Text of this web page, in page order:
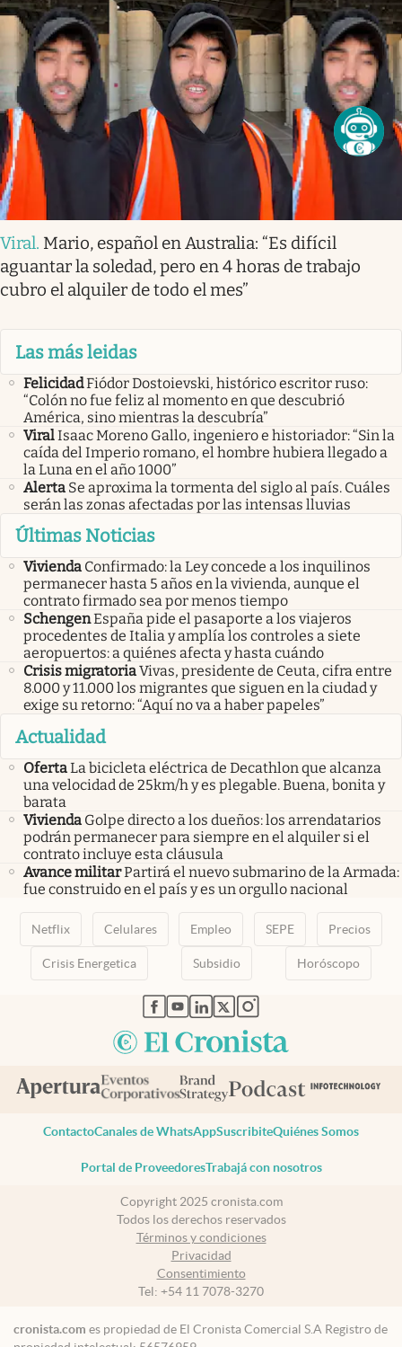
Viral. Mario, español en Australia: “Es difícil
aguantar la soledad, pero en 4 horas de trabajo
cubro el alquiler de todo el mes”
Las más leidas
FelicidadFiódor Dostoievski, histórico escritor ruso:
“Colón no fue feliz al momento en que descubrió
América, sino mientras la descubría”
ViralIsaac Moreno Gallo, ingeniero e historiador: “Sin la
caída del Imperio romano, el hombre hubiera llegado a
la Luna en el año 1000”
Alerta Se aproxima la tormenta del siglo al país. Cuáles
serán las zonas afectadas por las intensas lluvias
Últimas Noticias
Vivienda Confirmado: la Ley concede a los inquilinos
permanecer hasta 5 años en la vivienda, aunque el
contrato firmado sea por menos tiempo
SchengenEspaña pide el pasaporte a los viajeros
procedentes de Italia y amplía los controles a siete
aeropuertos: a quiénes afecta y hasta cuándo
Crisis migratoriaVivas, presidente de Ceuta, cifra entre
8.000 y 11.000 los migrantes que siguen en la ciudad y
exige su retorno: “Aquí no va a haber papeles”
Actualidad
OfertaLa bicicleta eléctrica de Decathlon que alcanza
una velocidad de 25km/h y es plegable. Buena, bonita y
barata
Vivienda Golpe directo a los dueños: los arrendatarios
podrán permanecer para siempre en el alquiler si el
contrato incluye esta cláusula
Avance militarPartirá el nuevo submarino de la Armada:
fue construido en el país y es un orgullo nacional
Netflix Celulares Empleo SEPE Precios
Crisis Energetica Subsidio Horóscopo
abre en nueva pestaña
abre en nueva pestaña
abre en nueva pestaña
abre en nueva pestaña
abre en nueva pestaña
ContactoCanales de WhatsAppSuscribiteQuiénes Somos
Portal de ProveedoresTrabajá con nosotros
Copyright 2025 cronista.com
Todos los derechos reservados
Términos y condiciones
Privacidad
Consentimiento
Tel: +54 11 7078-3270
cronista.com es propiedad de El Cronista Comercial S.A Registro de